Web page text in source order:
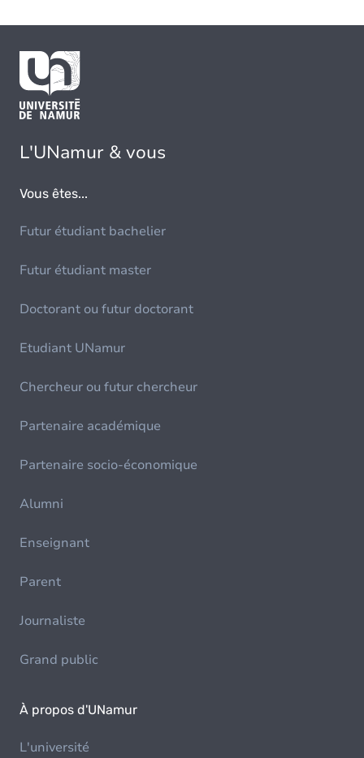
L'UNamur & vous
Vous êtes...
Futur étudiant bachelier
Futur étudiant master
Doctorant ou futur doctorant
Etudiant UNamur
Chercheur ou futur chercheur
Partenaire académique
Partenaire socio-économique
Alumni
Enseignant
Parent
Journaliste
Grand public
À propos d'UNamur
L'université